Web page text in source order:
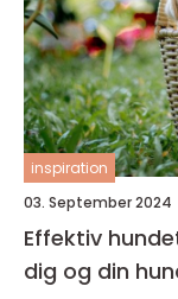
inspiration
03. September 2024
Effektiv
dig og din